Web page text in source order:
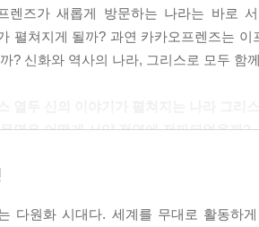
렌즈가 새롭게 방문하는 나라는 바로
펼쳐지게 될까? 과연 카카오프렌즈는
? 신화와 역사의 나라, 그리스로 모두 함
명은 어떻게 서양 전역에 전파되었을까?
비롯한 올림포스 열두 신 이야기의 무
아리스토텔레스와 같이 세계의 철학사에
다원화 시대다. 세계를 무대로 활동하